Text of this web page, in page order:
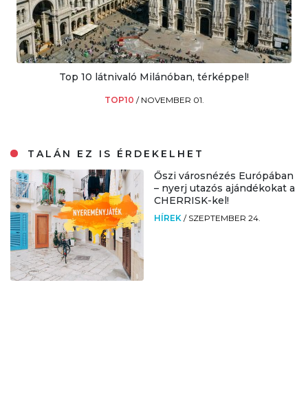
Top 10 látnivaló Milánóban, térképpel!
TOP10 / NOVEMBER 01.
TALÁN EZ IS ÉRDEKELHET
Őszi városnézés Európában
– nyerj utazós ajándékokat a
CHERRISK-kel!
HÍREK / SZEPTEMBER 24.